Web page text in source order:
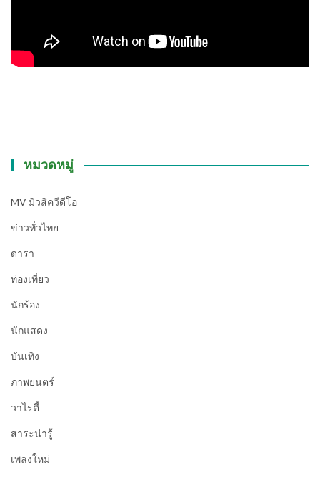
หมวดหมู่
MV มิวสิควีดีโอ
ข่าวทั่วไทย
ดารา
ท่องเที่ยว
นักร้อง
นักแสดง
บันเทิง
ภาพยนตร์
วาไรตี้
สาระน่ารู้
เพลงใหม่